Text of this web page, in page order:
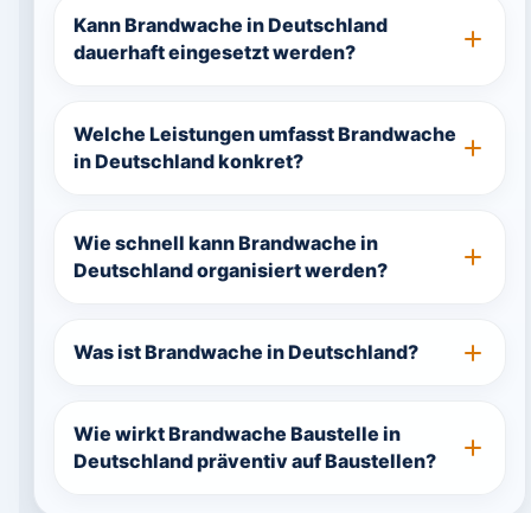
Kann Brandwache in Deutschland
dauerhaft eingesetzt werden?
Welche Leistungen umfasst Brandwache
in Deutschland konkret?
Wie schnell kann Brandwache in
Deutschland organisiert werden?
Was ist Brandwache in Deutschland?
Wie wirkt Brandwache Baustelle in
Deutschland präventiv auf Baustellen?